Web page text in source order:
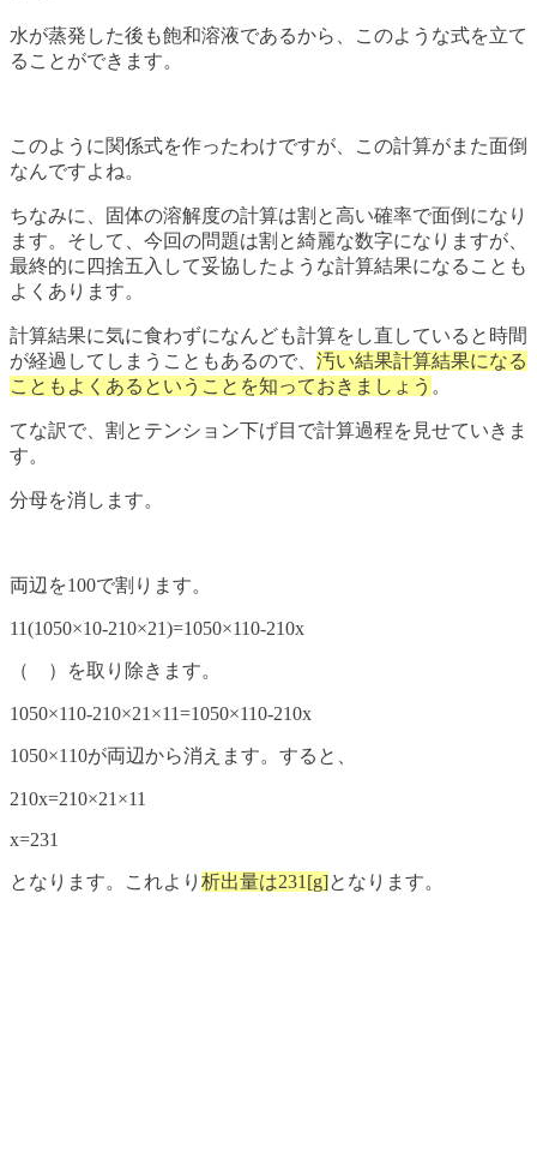
水が蒸発した後も飽和溶液であるから、このような式を立て
ることができます。
このように関係式を作ったわけですが、この計算がまた面倒
なんですよね。
ちなみに、固体の溶解度の計算は割と高い確率で面倒になり
ます。そして、今回の問題は割と綺麗な数字になりますが、
最終的に四捨五入して妥協したような計算結果になることも
よくあります。
計算結果に気に食わずになんども計算をし直していると時間
が経過してしまうこともあるので、 汚い結果計算結果になる
こともよくあるということを知っておきましょう 。
てな訳で、割とテンション下げ目で計算過程を見せていきま
す。
分母を消します。
両辺を100で割ります。
11(1050×10-210×21)=1050×110-210x
（ ）を取り除きます。
1050×110-210×21×11=1050×110-210x
1050×110が両辺から消えます。すると、
210x=210×21×11
x=231
となります。これより 析出量は231[g] となります。